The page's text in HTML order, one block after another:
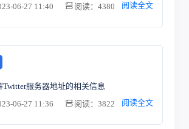
06-27 11:40
阅读：4380 阅读全文
Twitter服务器地址的相关信息
06-27 11:36
阅读：3822 阅读全文